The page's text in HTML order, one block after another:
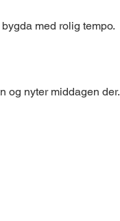
med rolig tempo.
og nyter middagen der.